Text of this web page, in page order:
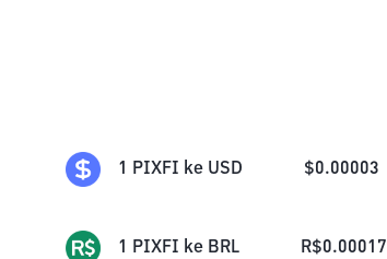
1 PIXFI ke USD $0.00003
1 PIXFI ke BRL R$0.00017